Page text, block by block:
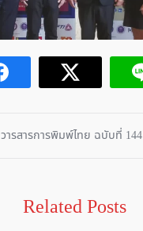
วารสารการพิมพ์ไทย ฉบับที่ 144
Related Posts